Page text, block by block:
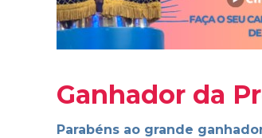
Ganhador da
Parabéns ao grande